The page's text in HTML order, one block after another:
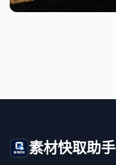
素材快取助手